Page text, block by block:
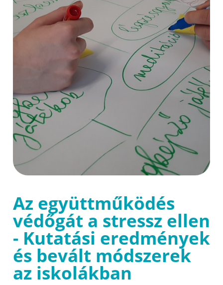
Az együttműködés
védőgát a stressz ellen
- Kutatási eredmények
és bevált módszerek
az iskolákban